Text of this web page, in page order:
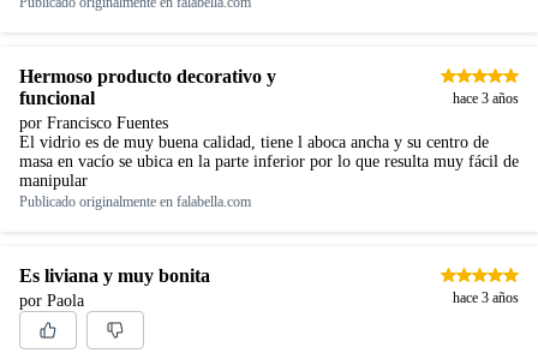
Hermoso producto decorativo y
funcional
por Francisco Fuentes
hace 3 años
El vidrio es de muy buena calidad, tiene l aboca ancha y su centro de
masa en vacío se ubica en la parte inferior por lo que resulta muy fácil de
manipular
Publicado originalmente en falabella.com
Es liviana y muy bonita
por Paola hace 3 años